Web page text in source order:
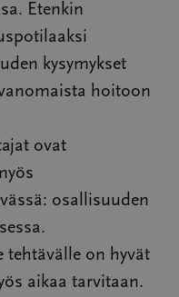
Etenkin
kysymykset
hoitoon
ovat
osallisuuden
tehtävälle on hyvät
aikaa tarvitaan.